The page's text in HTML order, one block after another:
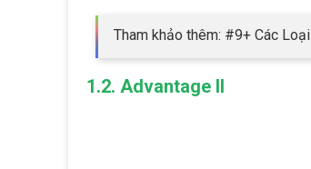
Tham khảo thêm: #9+ Các Loại
1.2. Advantage II